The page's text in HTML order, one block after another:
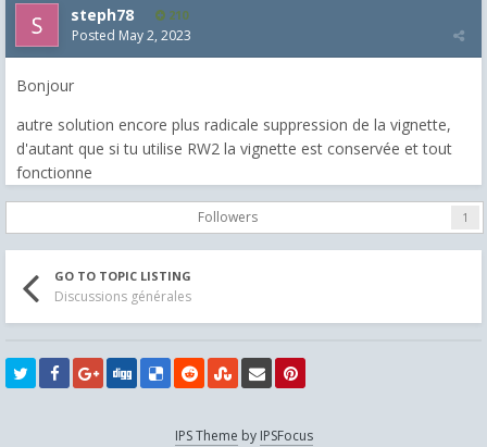
steph78 210
Posted May 2, 2023
Bonjour
autre solution encore plus radicale suppression de la vignette,
d'autant que si tu utilise RW2 la vignette est conservée et tout
fonctionne
Followers 1
GO TO TOPIC LISTING
Discussions générales
IPS Theme by IPSFocus